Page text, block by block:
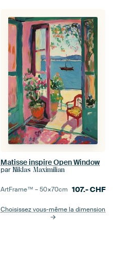
Matisse inspire Open Window
par Niklas Maximilian
ArtFrame™ –50×70cm 107.-CHF
Choisissez vous-même la dimension